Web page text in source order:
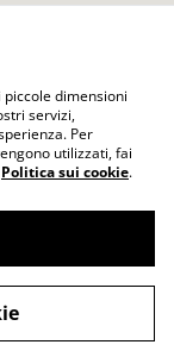
Policy
senza
by
dimensioni
servizi,
Per
utilizzati, fai
Politica sui cookie.